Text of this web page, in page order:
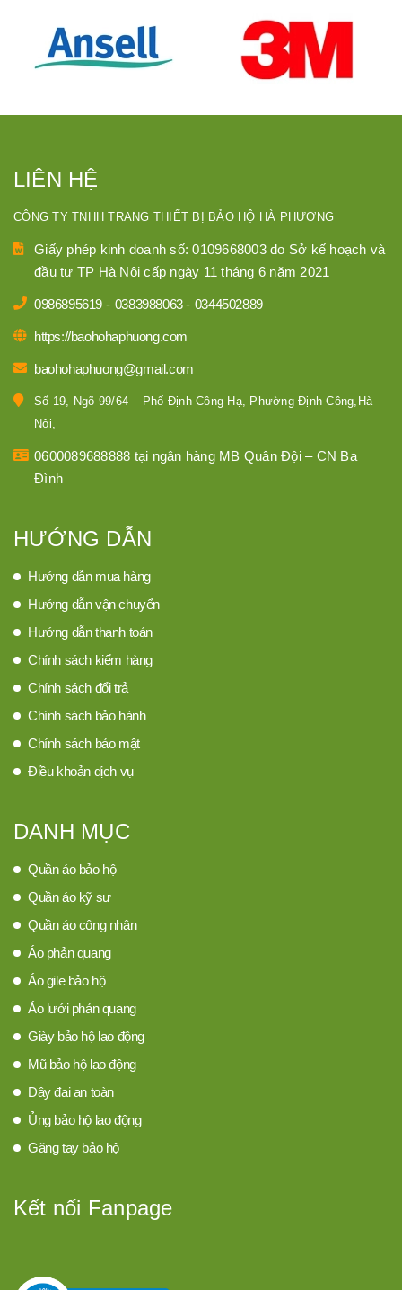
LIÊN HỆ
CÔNG TY TNHH TRANG THIẾT BỊ BẢO HỘ HÀ PHƯƠNG
Giấy phép kinh doanh số: 0109668003 do Sở kế hoạch và
đầu tư TP Hà Nội cấp ngày 11 tháng 6 năm 2021
0986895619 - 0383988063- 0344502889
https://baohohaphuong.com
baohohaphuong@gmail.com
Số 19, Ngõ 99/64 – Phố Định Công Hạ, Phường Định Công,Hà
Nội,
0600089688888 tại ngân hàng MB Quân Đội – CN Ba
Đình
HƯỚNG DẪN
Hướng dẫn mua hàng
Hướng dẫn vận chuyển
Hướng dẫn thanh toán
Chính sách kiểm hàng
Chính sách đổi trả
Chính sách bảo hành
Chính sách bảo mật
Điều khoản dịch vụ
DANH MỤC
Quần áo bảo hộ
Quần áo kỹ sư
Quần áo công nhân
Áo phản quang
Áo gile bảo hộ
Áo lưới phản quang
Giày bảo hộ lao động
Mũ bảo hộ lao động
Dây đai an toàn
Ủng bảo hộ lao động
Găng tay bảo hộ
Kết nối Fanpage